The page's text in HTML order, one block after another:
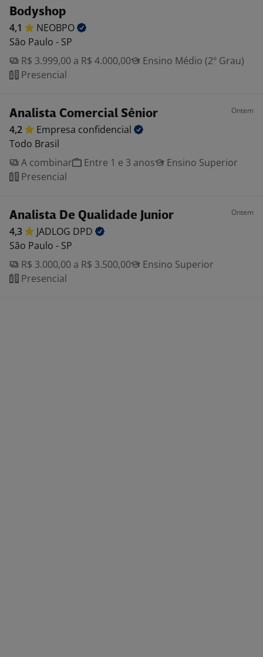
Bodyshop
4,1
NEOBPO
São Paulo - SP
R$ 3.999,00 a R$ 4.000,00
Ensino Médio (2º Grau)
Presencial
Analista Comercial Sênior Ontem
4,2 Empresa confidencial
Todo Brasil
A combinar
Entre 1 e 3 anos
Ensino Superior
Presencial
Analista De Qualidade Junior Ontem
4,3 JADLOG DPD
São Paulo - SP
R$ 3.000,00 a R$ 3.500,00
Ensino Superior
Presencial